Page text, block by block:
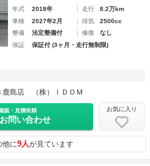
年式 2018年 走行
8.2万km
車検
2027年2月 排気
2500cc
整備
法定整備付 修復
なし
保証
保証付 (3ヶ月・走行無制限)
鹿島店 （株）ＩＤＯＭ
認・見積依頼
問い合わせ
お気に入り
他に9人が見ています